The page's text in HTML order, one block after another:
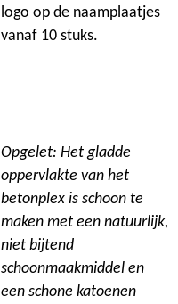
logo op de naamplaatjes
vanaf 10 stuks.
Opgelet: Het gladde
oppervlakte van het
betonplex is schoon te
maken met een natuurlijk,
niet bijtend
schoonmaakmiddel en
een schone katoenen